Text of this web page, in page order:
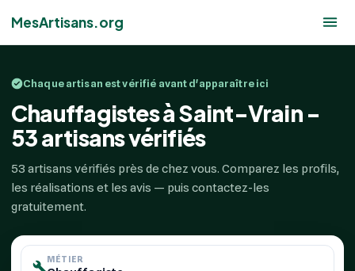
MesArtisans.org
Chaque artisan est vérifié avant d'apparaître ici
Chauffagistes à Saint-Vrain -
53 artisans vérifiés
53 artisans vérifiés près de chez vous. Comparez les profils,
les réalisations et les avis — puis contactez-les
gratuitement.
MÉTIER